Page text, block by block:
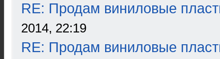
RE: Продам виниловые
2014, 22:19
RE: Продам виниловые